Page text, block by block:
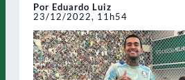
Por Eduardo Luiz
23/12/2022, 11h54